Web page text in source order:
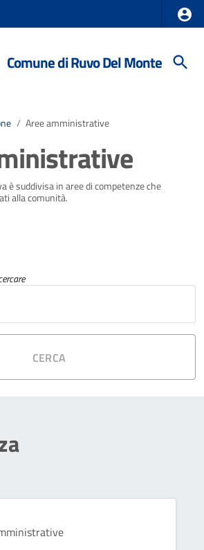
Comune di Ruvo Del Monte
/ Aree amministrative
è suddivisa in aree di competenze che
alla comunità.
CERCA